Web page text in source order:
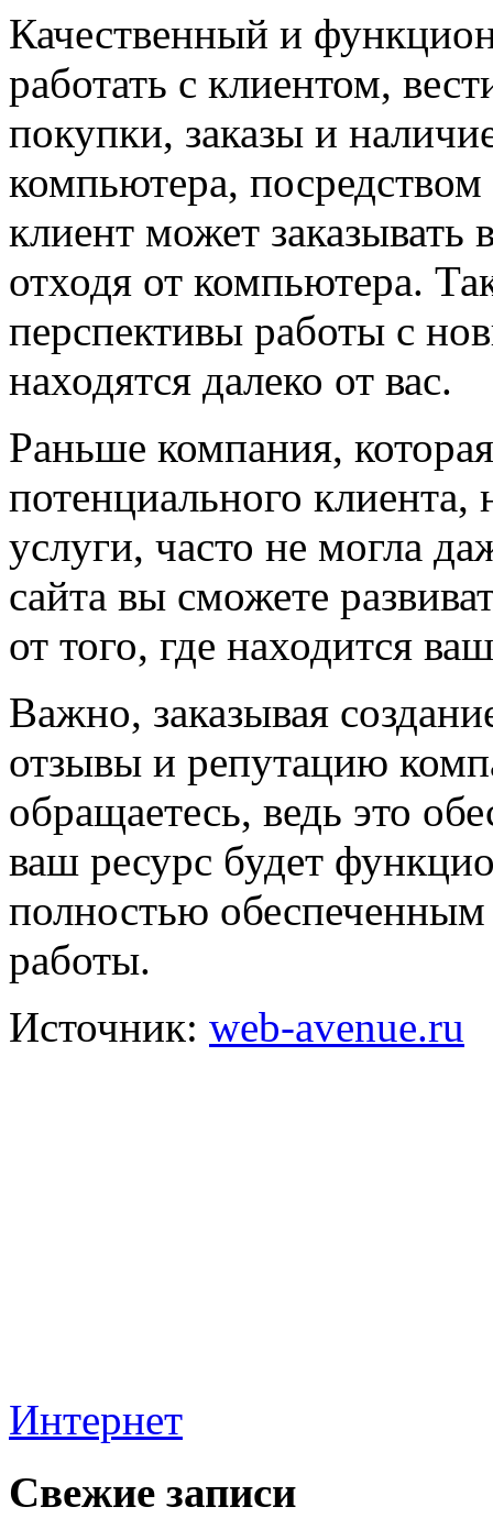
Качественный и
работать с клиентом,
покупки, заказы и
компьютера,
клиент может
отходя от компьютера.
перспективы работы с
находятся далеко от вас.
Раньше компания,
потенциального клиента,
услуги, часто не могла
сайта вы сможете
от того, где находится
Важно, заказывая
отзывы и репутацию
обращаетесь, ведь это
ваш ресурс будет
полностью
работы.
Источник: web-avenue.ru
Интернет
Свежие записи